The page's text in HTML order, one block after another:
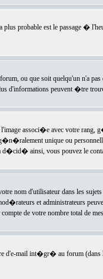
probable est le passage
ou que soit quelqu'un n'a
d'informations peuvent �tre
associ�e avec votre
unique ou
ainsi, vous pouvez le
nom d'utilisateur dans les
et administrateurs
de votre nombre total de
d'e-mail int�gr� au forum